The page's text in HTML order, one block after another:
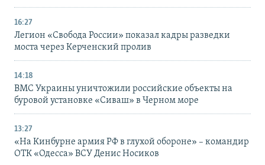
16:27
Легион «Свобода России» показал кадры разведки
моста через Керченский пролив
14:18
ВМС Украины уничтожили российские объекты на
буровой установке «Сиваш» в Черном море
13:27
«На Кинбурне армия РФ в глухой обороне» – командир
ОТК «Одесса» ВСУ Денис Носиков